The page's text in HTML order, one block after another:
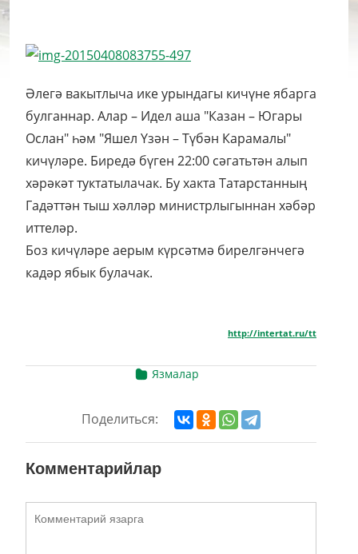
Әлегә вакытлыча ике урындагы кичүне ябарга
булганнар. Алар – Идел аша "Казан – Югары
Ослан" һәм "Яшел Үзән – Түбән Карамалы"
кичүләре. Биредә бүген 22:00 сәгатьтән алып
хәрәкәт туктатылачак. Бу хакта Татарстанның
Гадәттән тыш хәлләр министрлыгыннан хәбәр
иттеләр.
Боз кичүләре аерым күрсәтмә бирелгәнчегә
кадәр ябык булачак.
http://intertat.ru/tt
Язмалар
Поделиться:
Комментарийлар